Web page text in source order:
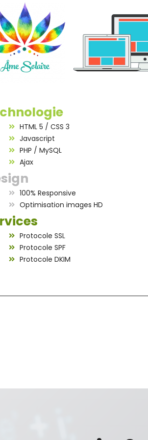
HTML 5 / CSS 3
Javascript
PHP / MySQL
Ajax
100% Responsive
Optimisation images HD
Protocole SSL
Protocole SPF
Protocole DKIM